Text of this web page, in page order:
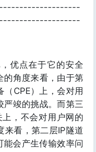
优点在于它的安全
的角度来看，由于第
CPE）上，会对用
严竣的挑战。而第三
，不会对用户网的
来看，第二层IP隧道
能会产生传输效率问